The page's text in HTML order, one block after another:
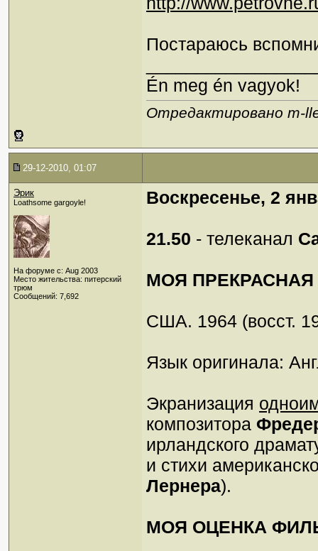
Постараюсь
Én meg én vagyok!
Отредактировано m-
29-12-2010, 01:07
Эрик
Loathsome gargoyle!
На форуме с: Aug 2003
Место жительства: питерский
трюм
Сообщений: 7,692
Воскресенье, 2
21.50 - телеканал
МОЯ ПРЕКРАСНАЯ
США. 1964 (восст.
Язык оригинала:
Экранизация
композитора
ирландского
и стихи
Лернера).
МОЯ ОЦЕНКА